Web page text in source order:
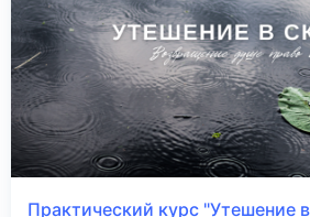
Практический курс "Утешение